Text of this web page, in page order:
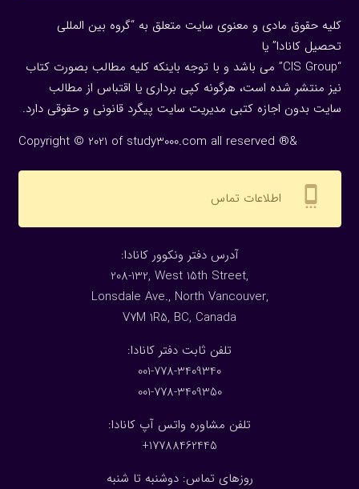
کلیه حقوق مادی و معنوی سایت متعلق به “گروه بین المللی
تحصیل کانادا” یا
“CIS Group” می باشد و با توجه باینکه کلیه مطالب بصورت کتاب
نیز منتشر شده است، هرگونه كپی برداری یا اقتباس از مطالب
سایت بدون اجازه كتبی مدیریت سایت پیگرد قانونی و حقوقی دارد.
Copyright © 2021 of study3000.com all reserved ®&
settings_cell اطلاعات تماس
:آدرس دفتر ونکوور کانادا
208-132, West 15th Street,
Lonsdale Ave., North Vancouver,
V7M 1R5, BC, Canada
:تلفن ثابت دفتر کانادا
001-778-3409340
001-778-3409350
تلفن مشاوره واتس آپ کانادا:
17788462445+
روزهای تماس: دوشنبه تا شنبه